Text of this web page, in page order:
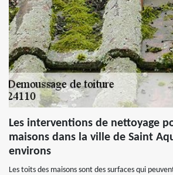
Les interventions de nettoyage
maisons dans la ville de Saint
environs
Les toits des maisons sont des surfaces qui